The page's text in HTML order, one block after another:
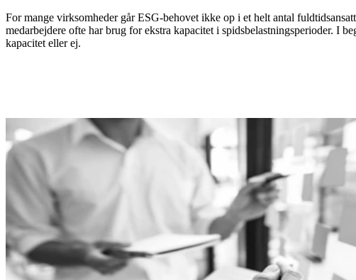
For mange virksomheder går ESG-behovet ikke op i et helt antal
medarbejdere ofte har brug for ekstra kapacitet i spidsbelastningsperioder. I
kapacitet eller ej.